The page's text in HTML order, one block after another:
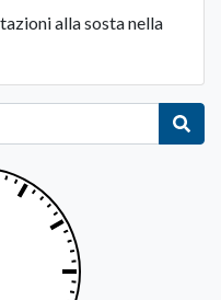
alla sosta nella